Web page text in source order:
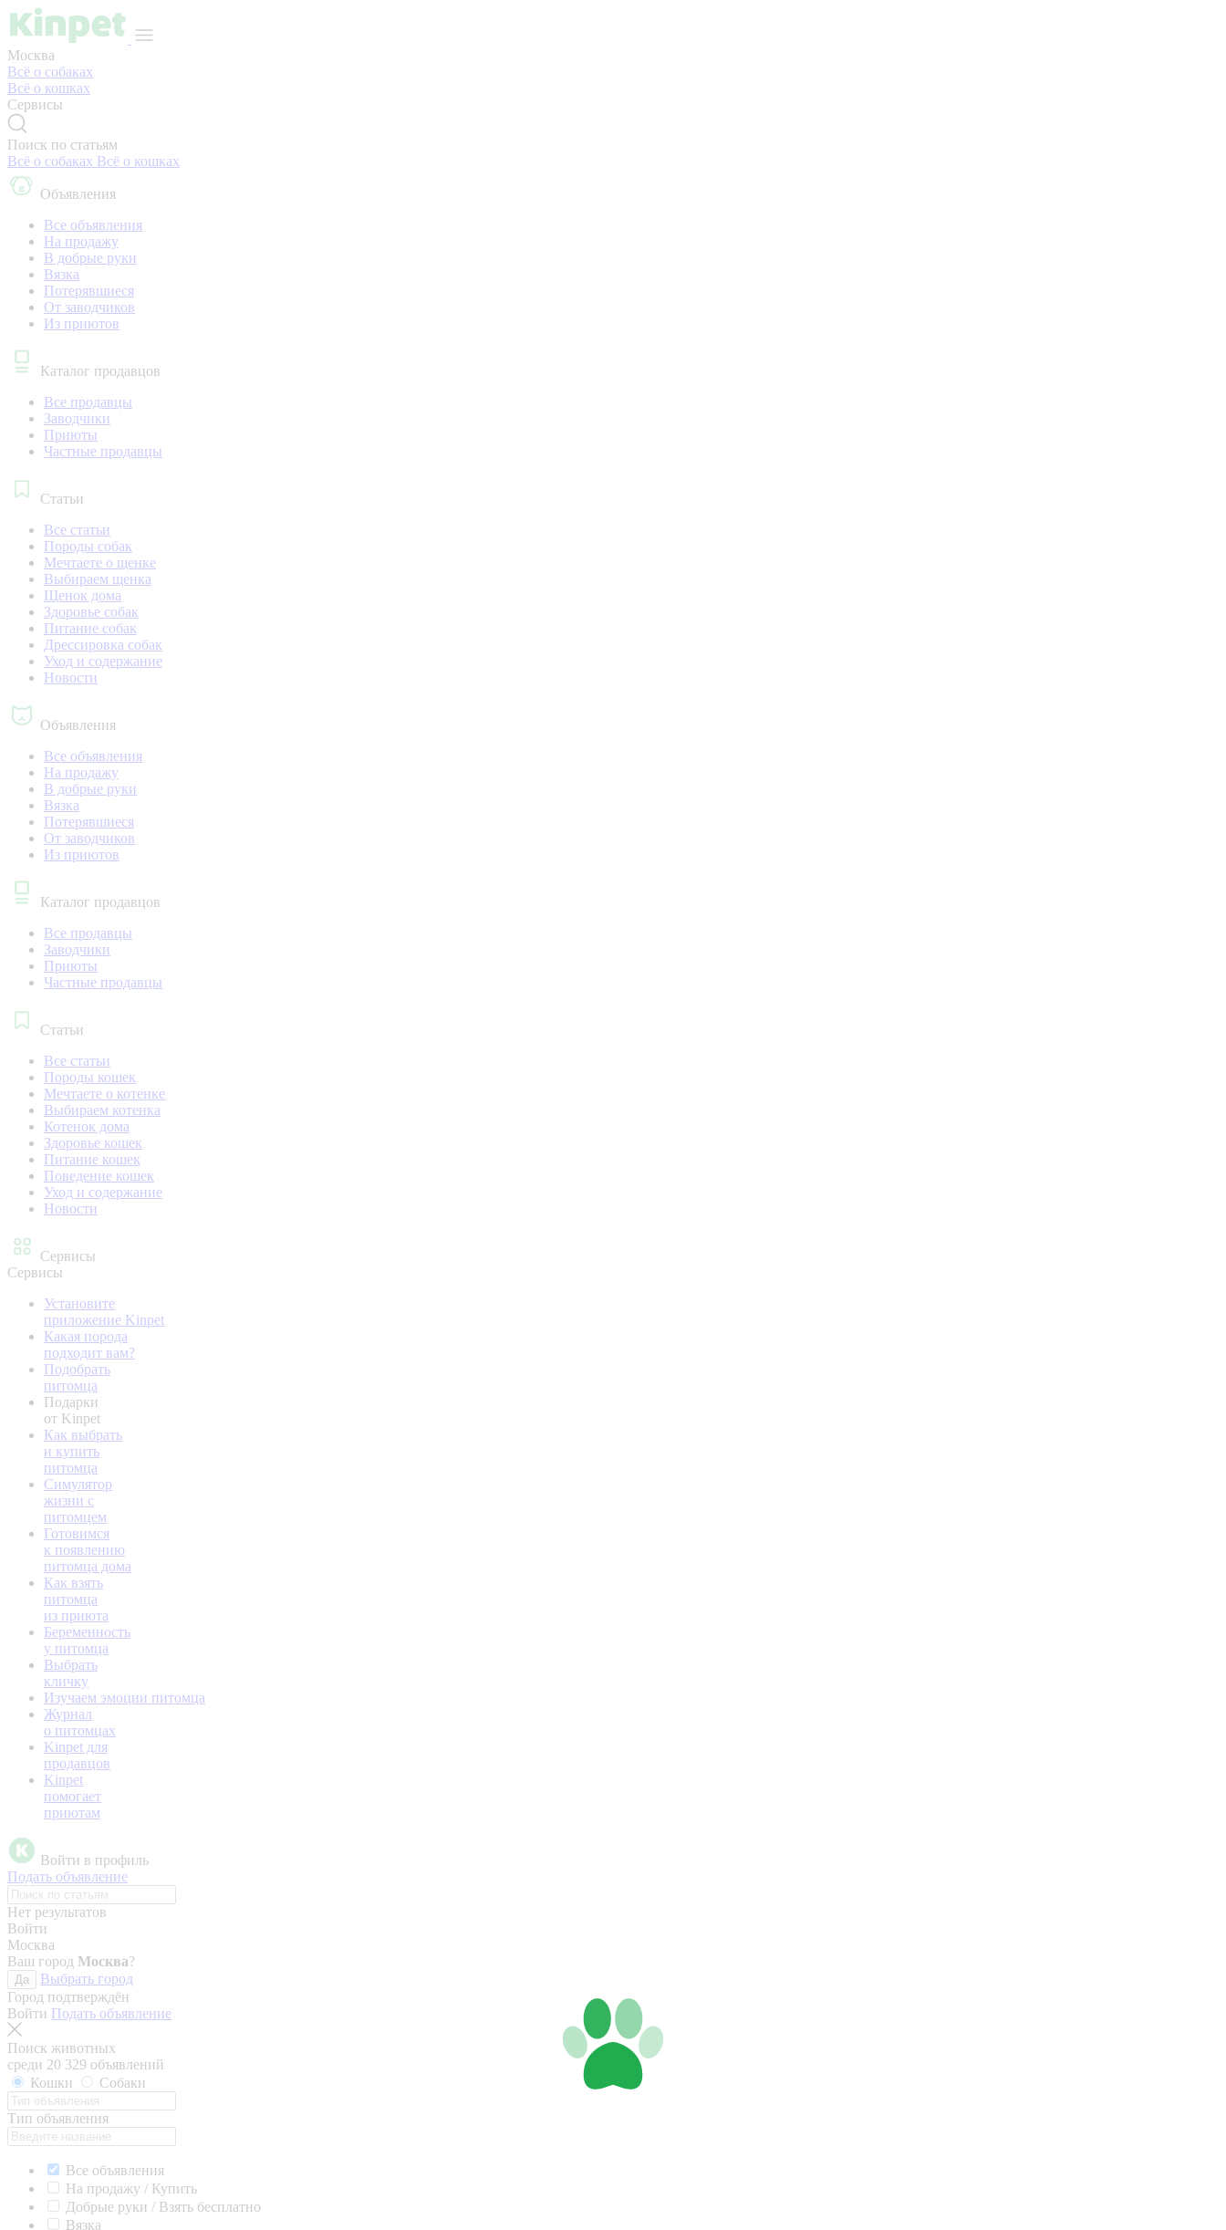
Москва
Всё о собаках
Всё о кошках
Сервисы
Поиск по статьям
Всё о собаках Всё о кошках
Объявления
Все объявления
На продажу
В добрые руки
Вязка
Потерявшиеся
От заводчиков
Из приютов
Каталог продавцов
Все продавцы
Заводчики
Приюты
Частные продавцы
Статьи
Все статьи
Породы собак
Мечтаете о щенке
Выбираем щенка
Щенок дома
Здоровье собак
Питание собак
Дрессировка собак
Уход и содержание
Новости
Объявления
Все объявления
На продажу
В добрые руки
Вязка
Потерявшиеся
От заводчиков
Из приютов
Каталог продавцов
Все продавцы
Заводчики
Приюты
Частные продавцы
Статьи
Все статьи
Породы кошек
Мечтаете о котенке
Выбираем котенка
Котенок дома
Здоровье кошек
Питание кошек
Поведение кошек
Уход и содержание
Новости
Сервисы
Сервисы
Установите
приложение Kinpet
Какая порода
подходит вам?
Подобрать
питомца
Подарки
от Kinpet
Как выбрать
и купить
питомца
Симулятор
жизни с
питомцем
Готовимся
к появлению
питомца дома
Как взять
питомца
из приюта
Беременность
у питомца
Выбрать
кличку
Изучаем эмоции питомца
Журнал
о питомцах
Kinpet для
продавцов
Kinpet
помогает
приютам
Войти в профиль
Подать объявление
Нет результатов
Войти
Москва
Ваш город Москва?
Да
Выбрать город
Город подтверждён
Войти Подать объявление
Поиск животных
среди 20 329 объявлений
Кошки
Собаки
Тип объявления
Все объявления
На продажу / Купить
Добрые руки / Взять бесплатно
Вязка